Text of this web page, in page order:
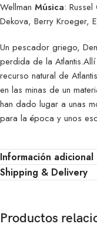
Wellman Música:
Dekova, Berry Kroeger,
Un pescador griego,
perdida de la
recurso natural de
en las minas de un
han dado lugar a unas
para la época y unos
Información adicional
Shipping & Delivery
Productos